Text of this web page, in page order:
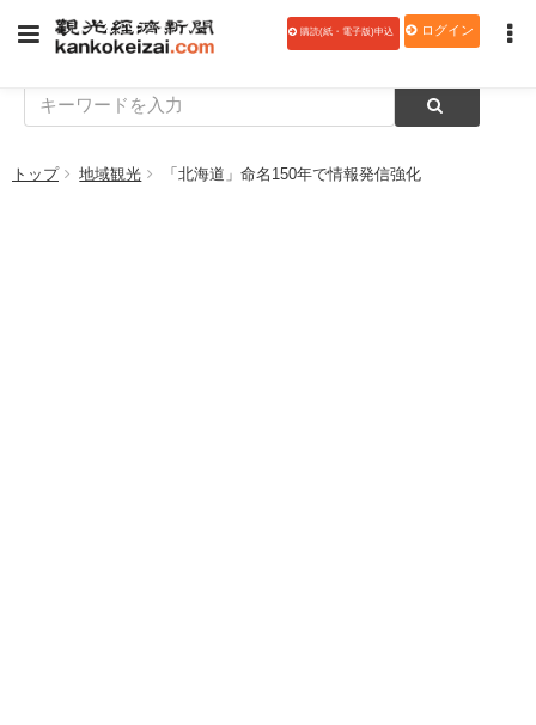
購読(紙・電子版)申込 ログイン
トップ 地域観光 「北海道」命名150年で情報発信強化